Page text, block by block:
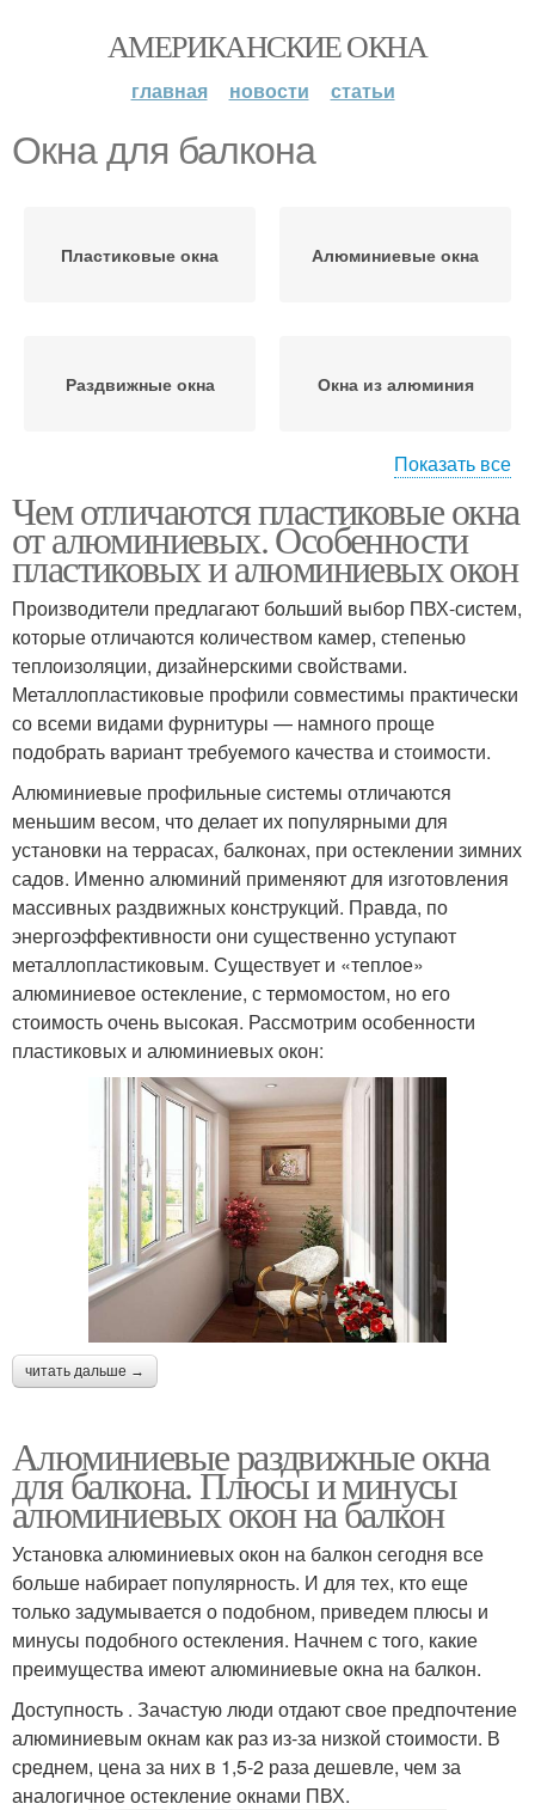
АМЕРИКАНСКИЕ ОКНА
главная новости статьи
Окна для балкона
Пластиковые окна Алюминиевые окна
Раздвижные окна Окна из алюминия
Окна на балкон Окна на балконе
Окна к работам Окна по госту
Материалы для
раздвижных окон
Уход за раздвижными
окнами
Алюминиевый балкон
Окна с раздвижными
створками
Окна в квартиру
Балконные окна
Стеклопакеты для
Окна по материалу Распашные окна
Сдвижные окна
Вертикально-
подъемные окна
Подъемно-
Показать все
Чем отличаются пластиковые окна
от алюминиевых. Особенности
пластиковых и алюминиевых окон
Производители предлагают больший выбор ПВХ-систем,
которые отличаются количеством камер, степенью
теплоизоляции, дизайнерскими свойствами.
Металлопластиковые профили совместимы практически
со всеми видами фурнитуры — намного проще
подобрать вариант требуемого качества и стоимости.
Алюминиевые профильные системы отличаются
меньшим весом, что делает их популярными для
установки на террасах, балконах, при остеклении зимних
садов. Именно алюминий применяют для изготовления
массивных раздвижных конструкций. Правда, по
энергоэффективности они существенно уступают
металлопластиковым. Существует и «теплое»
алюминиевое остекление, с термомостом, но его
стоимость очень высокая. Рассмотрим особенности
пластиковых и алюминиевых окон:
читать дальше →
Алюминиевые раздвижные окна
для балкона. Плюсы и минусы
алюминиевых окон на балкон
Установка алюминиевых окон на балкон сегодня все
больше набирает популярность. И для тех, кто еще
только задумывается о подобном, приведем плюсы и
минусы подобного остекления. Начнем с того, какие
преимущества имеют алюминиевые окна на балкон.
Доступность . Зачастую люди отдают свое предпочтение
алюминиевым окнам как раз из-за низкой стоимости. В
среднем, цена за них в 1,5-2 раза дешевле, чем за
аналогичное остекление окнами ПВХ.